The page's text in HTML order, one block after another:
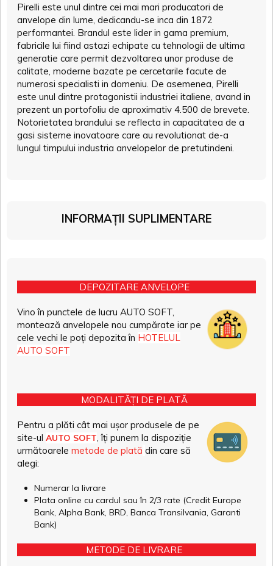
Pirelli este unul dintre cei mai mari producatori de
anvelope din lume, dedicandu-se inca din 1872
performantei. Brandul este lider in gama premium,
fabricile lui fiind astazi echipate cu tehnologii de ultima
generatie care permit dezvoltarea unor produse de
calitate, moderne bazate pe cercetarile facute de
numerosi specialisti in domeniu. De asemenea, Pirelli
este unul dintre protagonistii industriei italiene, avand in
prezent un portofoliu de aproximativ 4.500 de brevete.
Notorietatea brandului se reflecta in capacitatea de a
gasi sisteme inovatoare care au revolutionat de-a
lungul timpului industria anvelopelor de pretutindeni.
INFORMAȚII SUPLIMENTARE
DEPOZITARE ANVELOPE
Vino în punctele de lucru AUTO SOFT,
montează anvelopele nou cumpărate iar pe
cele vechi le poți depozita în HOTELUL
AUTO SOFT
MODALITĂȚI DE PLATĂ
Pentru a plăti cât mai ușor produsele de pe
site-ul AUTO SOFT , îți punem la dispoziție
următoarele metode de plată din care să
alegi:
Numerar la livrare
Plata online cu cardul sau în 2/3 rate (Credit Europe
Bank, Alpha Bank, BRD, Banca Transilvania, Garanti
Bank)
METODE DE LIVRARE